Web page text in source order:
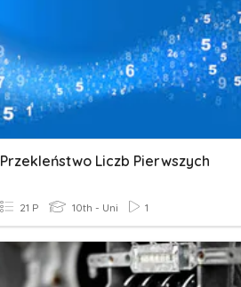
Przekleństwo Liczb Pierwszych
21 P 10th - Uni 1